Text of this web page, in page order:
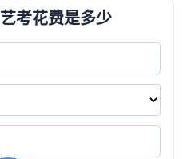
考花费是多少